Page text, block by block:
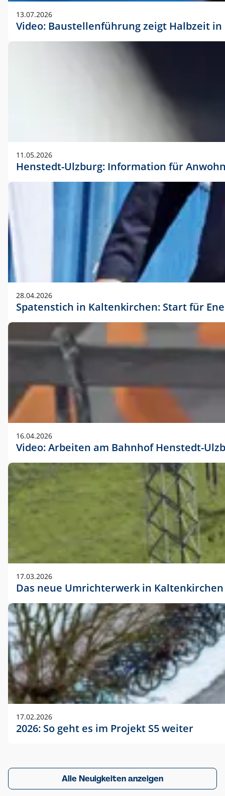
13.07.2026
Video: Baustellenführung zeigt Halbzeit
11.05.2026
Henstedt-Ulzburg: Information für
28.04.2026
Spatenstich in Kaltenkirchen: Start für
16.04.2026
Video: Arbeiten am Bahnhof Henstedt-
17.03.2026
Das neue Umrichterwerk in Kaltenkirchen
17.02.2026
2026: So geht es im Projekt S5 weiter
Alle Neuigkeiten anzeigen